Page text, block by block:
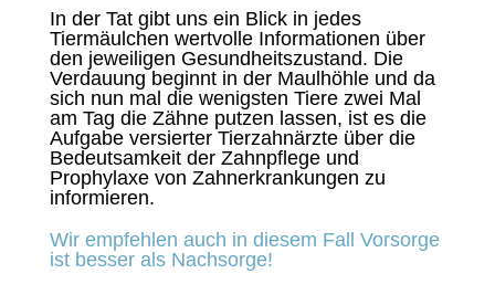
In der Tat gibt uns ein Blick in jedes
Tiermäulchen wertvolle Informationen über
den jeweiligen Gesundheitszustand. Die
Verdauung beginnt in der Maulhöhle und da
sich nun mal die wenigsten Tiere zwei Mal
am Tag die Zähne putzen lassen, ist es die
Aufgabe versierter Tierzahnärzte über die
Bedeutsamkeit der Zahnpflege und
Prophylaxe von Zahnerkrankungen zu
informieren.
Wir empfehlen auch in diesem Fall Vorsorge
ist besser als Nachsorge!